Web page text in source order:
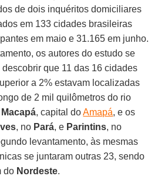
de dois inquéritos domiciliares
em 133 cidades brasileiras
em maio e 31.165 em junho.
os autores do estudo se
que 11 das 16 cidades
a 2% estavam localizadas
de 2 mil quilômetros do rio
Macapá, capital doAmapá, e os
, no Pará, e Parintins, no
levantamento, às mesmas
se juntaram outras 23, sendo
do Nordeste.